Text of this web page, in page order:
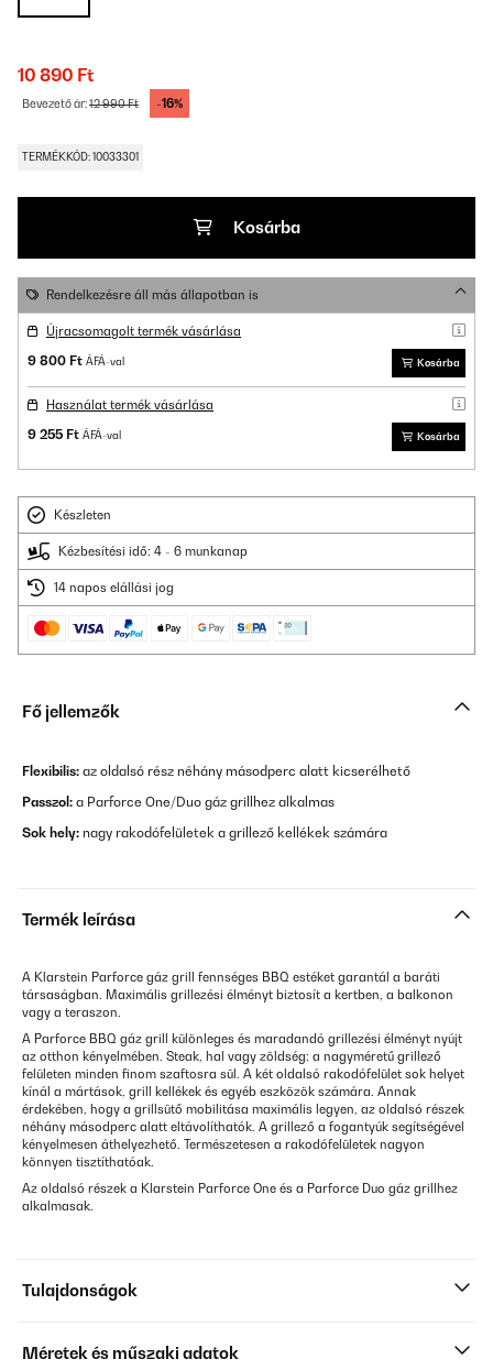
10 890 Ft
Bevezető ár:12 990 Ft -16%
TERMÉKKÓD: 10033301
Kosárba
Rendelkezésre áll más állapotban is
Újracsomagolt termék vásárlása
9 800 Ft ÁFÁ-val Kosárba
Használat termék vásárlása
9 255 Ft ÁFÁ-val Kosárba
Készleten
Kézbesítési idő: 4 - 6 munkanap
14 napos elállási jog
Fő jellemzők
Flexibilis: az oldalsó rész néhány másodperc alatt kicserélhető
Passzol: a Parforce One/Duo gáz grillhez alkalmas
Sok hely: nagy rakodófelületek a grillező kellékek számára
Termék leírása
A Klarstein Parforce gáz grill fennséges BBQ estéket garantál a baráti
társaságban. Maximális grillezési élményt biztosít a kertben, a balkonon
vagy a teraszon.
A Parforce BBQ gáz grill különleges és maradandó grillezési élményt nyújt
az otthon kényelmében. Steak, hal vagy zöldség: a nagyméretű grillező
felületen minden finom szaftosra sül. A két oldalsó rakodófelület sok helyet
kínál a mártások, grill kellékek és egyéb eszközök számára. Annak
érdekében, hogy a grillsütő mobilitása maximális legyen, az oldalsó részek
néhány másodperc alatt eltávolíthatók. A grillező a fogantyúk segítségével
kényelmesen áthelyezhető. Természetesen a rakodófelületek nagyon
könnyen tisztíthatóak.
Az oldalsó részek a Klarstein Parforce One és a Parforce Duo gáz grillhez
alkalmasak.
Tulajdonságok
Méretek és műszaki adatok